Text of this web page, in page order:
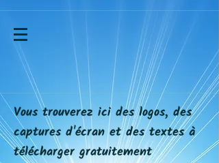
Vous trouverez ici des logos, des
captures d'écran et des textes à
télécharger gratuitement